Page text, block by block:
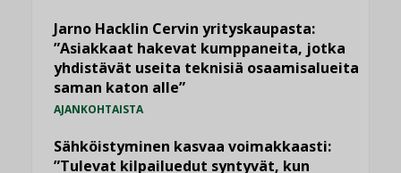
Jarno Hacklin Cervin yrityskaupasta:
”Asiakkaat hakevat kumppaneita, jotka
yhdistävät useita teknisiä osaamisalueita
saman katon alle”
AJANKOHTAISTA
Sähköistyminen kasvaa voimakkaasti:
”Tulevat kilpailuedut syntyvät, kun